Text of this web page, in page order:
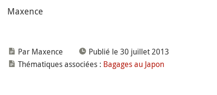
Maxence
Par Maxence
Publié le 30 juillet 2013
Thématiques associées : Bagages au Japon